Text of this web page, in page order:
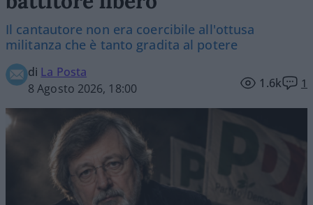
Il cantautore non era coercibile all'ottusa
militanza che è tanto gradita al potere
di La Posta
8 Agosto 2026, 18:00
1.6k 1